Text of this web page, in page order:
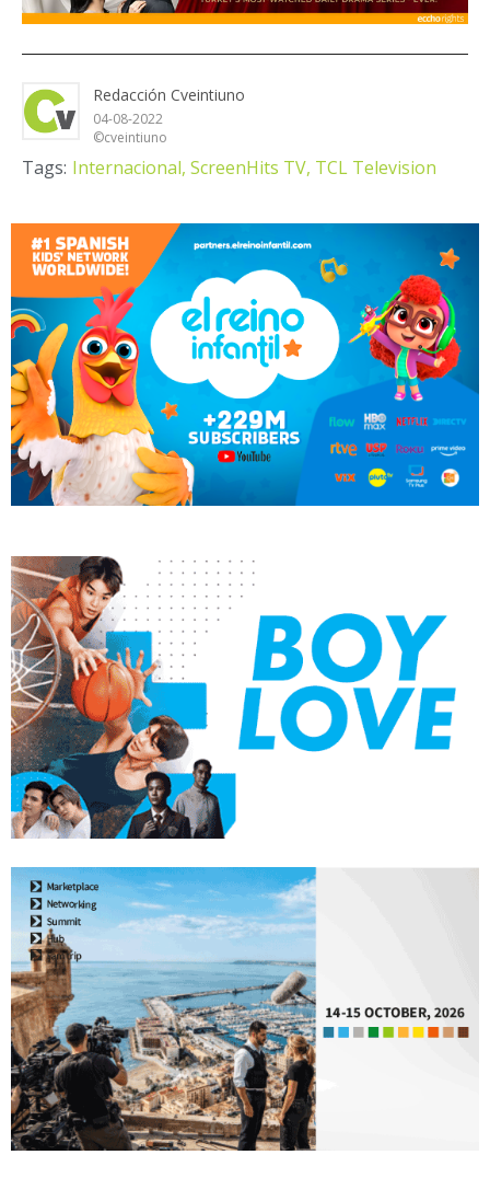
Redacción Cveintiuno
04-08-2022
©cveintiuno
Tags: Internacional, ScreenHits TV, TCL Television